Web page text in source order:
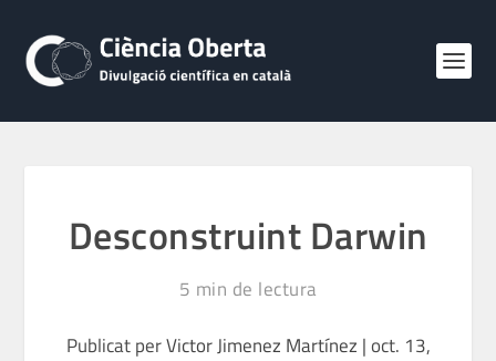
Desconstruint Darwin
5 min de lectura
Publicat perVictor Jimenez Martínez |oct. 13,